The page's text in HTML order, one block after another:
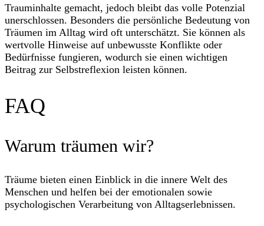
Trauminhalte gemacht, jedoch bleibt das volle Potenzial
unerschlossen. Besonders die persönliche Bedeutung von
Träumen im Alltag wird oft unterschätzt. Sie können als
wertvolle Hinweise auf unbewusste Konflikte oder
Bedürfnisse fungieren, wodurch sie einen wichtigen
Beitrag zur Selbstreflexion leisten können.
FAQ
Warum träumen wir?
Träume bieten einen Einblick in die innere Welt des
Menschen und helfen bei der emotionalen sowie
psychologischen Verarbeitung von Alltagserlebnissen.